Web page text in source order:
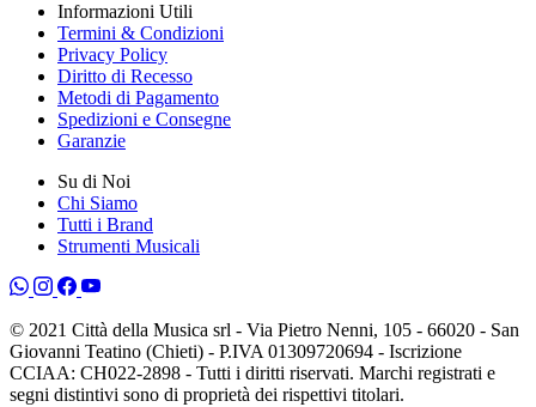
Informazioni Utili
Termini & Condizioni
Privacy Policy
Diritto di Recesso
Metodi di Pagamento
Spedizioni e Consegne
Garanzie
Su di Noi
Chi Siamo
Tutti i Brand
Strumenti Musicali
© 2021 Città della Musica srl - Via Pietro Nenni, 105 - 66020 - San
Giovanni Teatino (Chieti) - P.IVA 01309720694 - Iscrizione
CCIAA: CH022-2898 - Tutti i diritti riservati. Marchi registrati e
segni distintivi sono di proprietà dei rispettivi titolari.